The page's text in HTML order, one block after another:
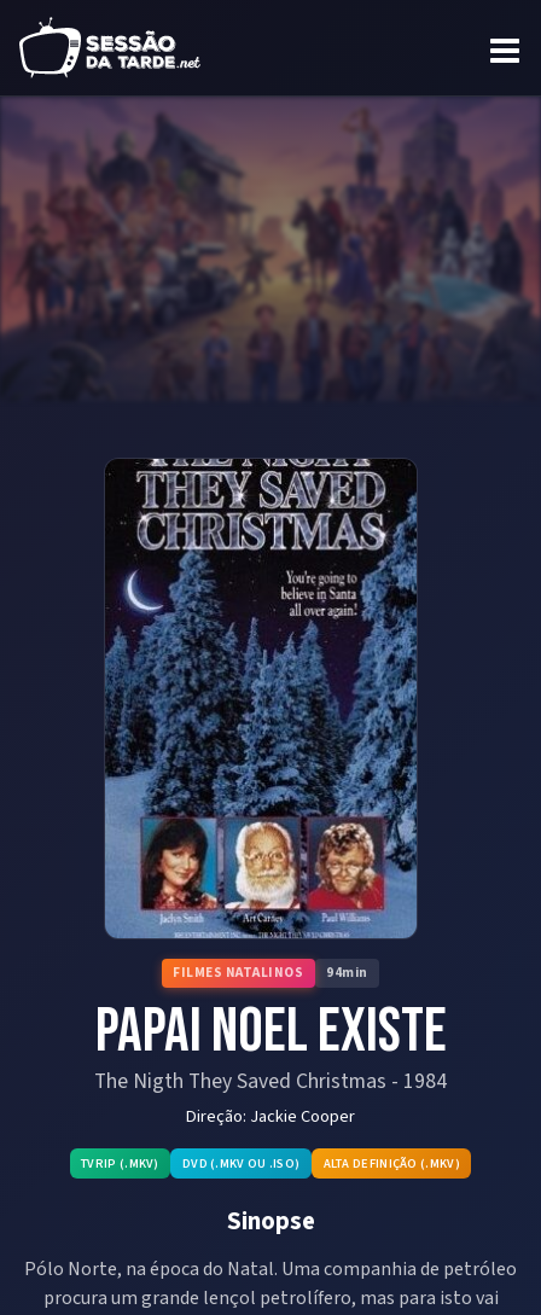
FILMES NATALINOS 94min
Papai Noel Existe
The Nigth They Saved Christmas - 1984
Direção: Jackie Cooper
TVRIP (.MKV) DVD (.MKV OU .ISO) ALTA DEFINIÇÃO (.MKV)
Sinopse
Pólo Norte, na época do Natal. Uma companhia de petróleo
procura um grande lençol petrolífero, mas para isto vai